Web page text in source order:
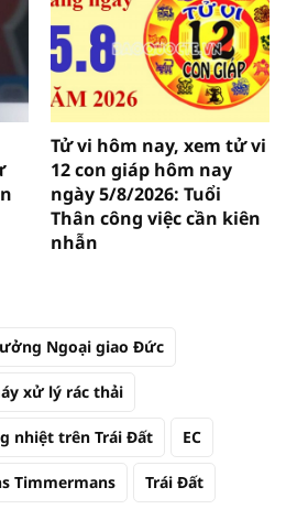
Tử vi hôm nay, xem tử vi
12 con giáp hôm nay
ngày 5/8/2026: Tuổi
Thân công việc cần kiên
nhẫn
Ngoại giao Đức
xử lý rác thải
nhiệt trên Trái Đất EC
Timmermans Trái Đất